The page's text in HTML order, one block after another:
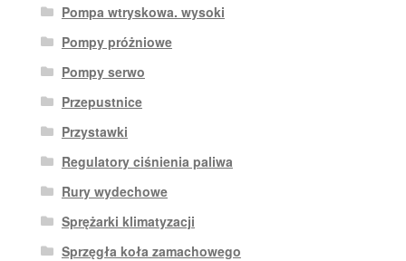
Pompa wtryskowa. wysoki
Pompy próżniowe
Pompy serwo
Przepustnice
Przystawki
Regulatory ciśnienia paliwa
Rury wydechowe
Sprężarki klimatyzacji
Sprzęgła koła zamachowego